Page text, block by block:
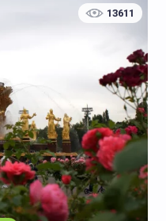
13611